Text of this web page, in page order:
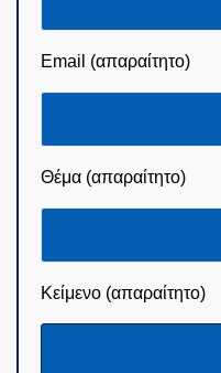
Email (απαραίτητο)
Θέμα (απαραίτητο)
Κείμενο (απαραίτητο)